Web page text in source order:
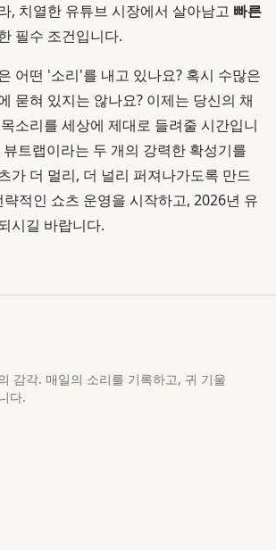
, 치열한 유튜브 시장에서 살아남고 빠른
필수 조건입니다.
어떤 '소리'를 내고 있나요? 혹시 수많은
묻혀 있지는 않나요? 이제는 당신의 채
소리를 세상에 제대로 들려줄 시간입니
트랩이라는 두 개의 강력한 확성기를
가 더 멀리, 더 널리 퍼져나가도록 만드
적인 쇼츠 운영을 시작하고, 2026년 유
시길 바랍니다.
감각. 매일의 소리를 기록하고, 귀 기울
다.